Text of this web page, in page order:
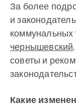
За более
и
коммунальных
чернышевский
советы и
Какие